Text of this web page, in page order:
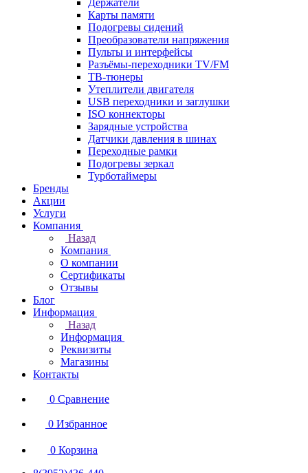
Держатели
Карты памяти
Подогревы сидений
Преобразователи напряжения
Пульты и интерфейсы
Разъёмы-переходники TV/FM
ТВ-тюнеры
Утеплители двигателя
USB переходники и заглушки
ISO коннекторы
Зарядные устройства
Датчики давления в шинах
Переходные рамки
Подогревы зеркал
Турботаймеры
Бренды
Акции
Услуги
Компания
Назад
Компания
О компании
Сертификаты
Отзывы
Блог
Информация
Назад
Информация
Реквизиты
Магазины
Контакты
0 Сравнение
0 Избранное
0 Корзина